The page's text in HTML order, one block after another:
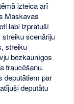
izteica arī
Maskavas
labi izpratuši
scenāriju
streiku
bezkaunīgos
traucēšanu.
deputātiem par
deputātu